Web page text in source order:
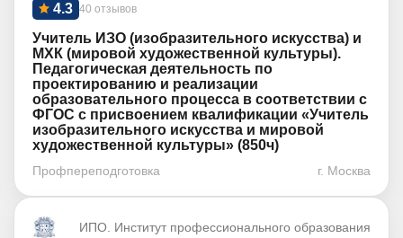
40 отзывов
4.3
Учитель ИЗО (изобразительного искусства) и
МХК (мировой художественной культуры).
Педагогическая деятельность по
проектированию и реализации
образовательного процесса в соответствии с
ФГОС с присвоением квалификации «Учитель
изобразительного искусства и мировой
художественной культуры» (850ч)
Профпереподготовка г. Москва
ИПО. Институт профессионального образования